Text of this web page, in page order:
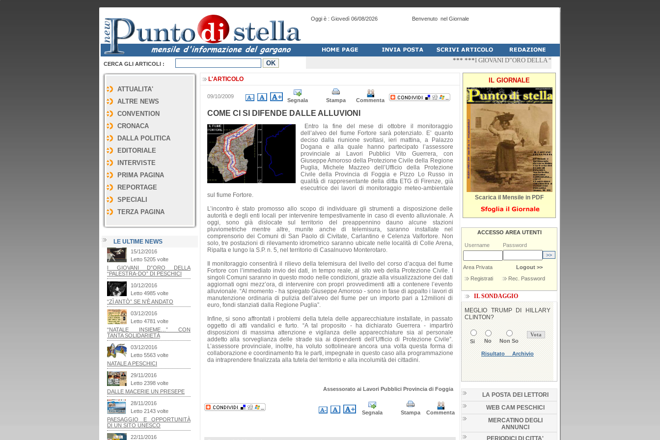
Oggi è : Giovedì 06/08/2026 Benvenuto nel Giornale
CERCA GLI ARTICOLI : *** ***I GIOVANI D”ORO DELLA “PALESTRA-DO” DI PESCHICI
ATTUALITA'
ALTRE NEWS
CONVENTION
CRONACA
DALLA POLITICA
EDITORIALE
INTERVISTE
PRIMA PAGINA
REPORTAGE
SPECIALI
TERZA PAGINA
LE ULTIME NEWS
L'ARTICOLO
09/10/2009
Segnala Stampa Commenta
COME CI SI DIFENDE DALLE ALLUVIONI
Entro la fine del mese di ottobre il monitoraggio
dell’alveo del fiume Fortore sarà potenziato. E’ quanto
deciso dalla riunione svoltasi, ieri mattina, a Palazzo
Dogana e alla quale hanno partecipato l’assessore
provinciale ai Lavori Pubblici Vito Guerrera, con
Giuseppe Amoroso della Protezione Civile della Regione
Puglia, Michele Mazzeo dell’Ufficio della Protezione
Civile della Provincia di Foggia e Pizzo Lo Russo in
qualità di rappresentante della ditta ETG di Firenze, già
esecutrice dei lavori di monitoraggio meteo-ambientale
sul fiume Fortore.
L’incontro è stato promosso allo scopo di individuare gli strumenti a disposizione delle
autorità e degli enti locali per intervenire tempestivamente in caso di evento alluvionale. A
oggi, sono già dislocate sul territorio del preappennino dauno alcune stazioni
pluviometriche mentre altre, munite anche di telemisura, saranno installate nel
comprensorio dei Comuni di San Paolo di Civitate, Carlantino e Celenza Valfortore. Non
solo, tre postazioni di rilevamento idrometrico saranno ubicate nelle località di Colle Arena,
Ripalta e lungo la S.P. n. 5, nel territorio di Casalnuovo Monterotaro.
Il monitoraggio consentirà il rilievo della telemisura del livello del corso d’acqua del fiume
Fortore con l’immediato invio dei dati, in tempo reale, al sito web della Protezione Civile. I
singoli Comuni saranno in questo modo nelle condizioni, grazie alla visualizzazione dei dati
aggiornati ogni mezz’ora, di intervenire con propri provvedimenti atti a contenere l’evento
alluvionale. “Al momento - ha spiegato Giuseppe Amoroso - sono in fase di appalto i lavori di
manutenzione ordinaria di pulizia dell’alveo del fiume per un importo pari a 12milioni di
euro, fondi stanziati dalla Regione Puglia”.
Infine, si sono affrontati i problemi della tutela delle apparecchiature installate, in passato
oggetto di atti vandalici e furto. “A tal proposito - ha dichiarato Guerrera - impartirò
disposizioni di massima attenzione e vigilanza delle apparecchiature sia al personale
addetto alla sorveglianza delle strade sia ai dipendenti dell’Ufficio di Protezione Civile”.
L’assessore provinciale, inoltre, ha voluto sottolineare ancora una volta questa forma di
collaborazione e coordinamento fra le parti, impegnate in questo caso alla programmazione
da intraprendere finalizzata alla tutela del territorio e alla incolumità dei cittadini.
Assessorato ai Lavori Pubblici Provincia di Foggia
Segnala Stampa Commenta
IL GIORNALE
Scarica il Mensile in PDF
ACCESSO AREA UTENTI
Username Password
Area Privata
Logout >>
Registrati
Rec. Password
IL SONDAGGIO
LA POSTA DEI LETTORI
WEB CAM PESCHICI
MERCATINO DEGLI
ANNUNCI
PERIODICI DI CITTA'